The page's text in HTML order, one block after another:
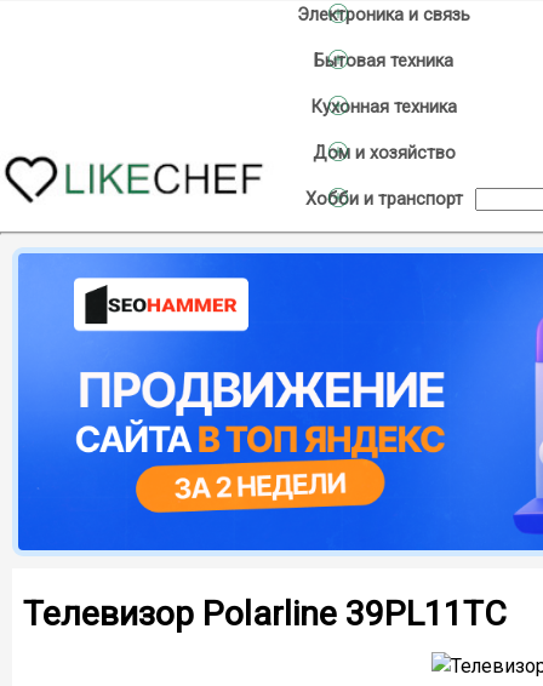
Электроника и связь
Бытовая техника
Кухонная техника
Дом и хозяйство
Хобби и транспорт
Телевизор Polarline 39PL11TC